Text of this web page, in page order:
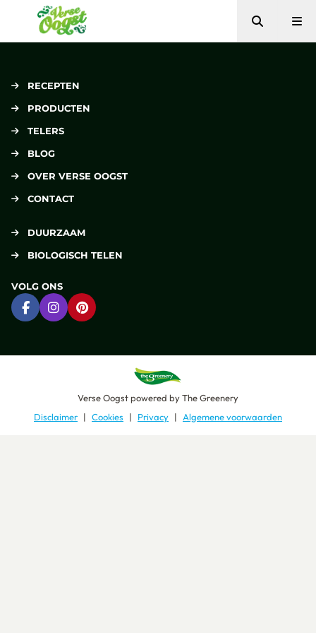
Verse Oogst
Zoeken
RECEPTEN
PRODUCTEN
TELERS
BLOG
OVER VERSE OOGST
CONTACT
DUURZAAM
BIOLOGISCH TELEN
VOLG ONS
Ga naar Facebook
Ga naar Instagram
Ga naar Pinterest
Verse Oogstpowered byThe Greenery
Disclaimer
Cookies Privacy Algemene voorwaarden